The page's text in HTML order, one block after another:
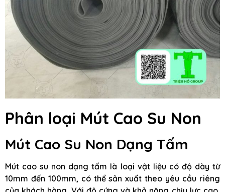
Phân loại Mút Cao Su Non
Mút Cao Su Non Dạng Tấm
Mút cao su non dạng tấm là loại vật liệu có độ dày từ
10mm đến 100mm, có thể sản xuất theo yêu cầu riêng